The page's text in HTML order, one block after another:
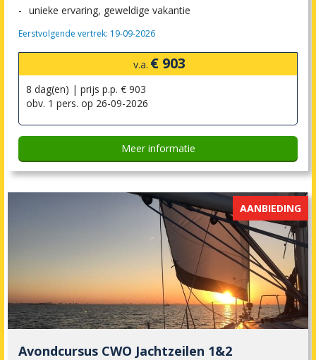
unieke ervaring, geweldige vakantie
Eerstvolgende vertrek: 19-09-2026
v.a. € 903
8 dag(en) | prijs p.p. € 903
obv. 1 pers. op 26-09-2026
Meer informatie
AANBIEDING
Avondcursus CWO Jachtzeilen 1&2